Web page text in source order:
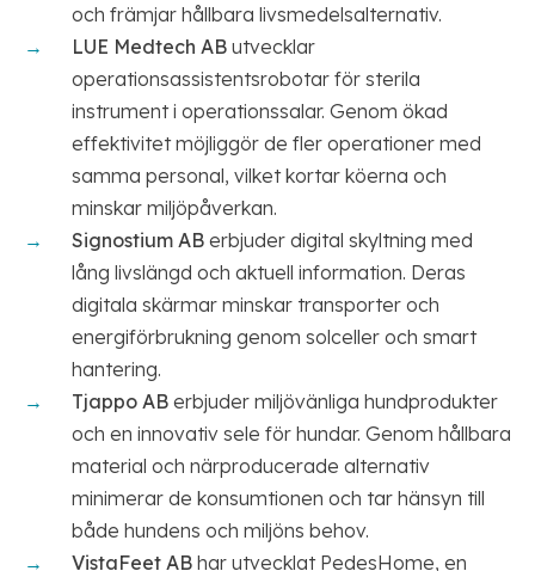
och främjar hållbara livsmedelsalternativ.
LUE Medtech AB utvecklar
operationsassistentsrobotar för sterila
instrument i operationssalar. Genom ökad
effektivitet möjliggör de fler operationer med
samma personal, vilket kortar köerna och
minskar miljöpåverkan.
Signostium AB erbjuder digital skyltning med
lång livslängd och aktuell information. Deras
digitala skärmar minskar transporter och
energiförbrukning genom solceller och smart
hantering.
Tjappo AB erbjuder miljövänliga hundprodukter
och en innovativ sele för hundar. Genom hållbara
material och närproducerade alternativ
minimerar de konsumtionen och tar hänsyn till
både hundens och miljöns behov.
VistaFeet AB har utvecklat PedesHome, en